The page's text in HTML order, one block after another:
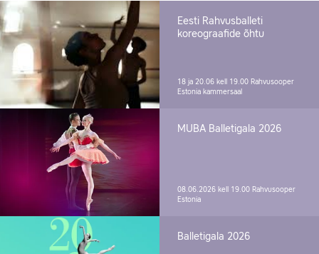
Eesti Rahvusballeti
koreograafide õhtu
18 ja 20.06 kell 19.00 Rahvusooper
Estonia kammersaal
MUBA Balletigala 2026
08.06.2026 kell 19.00 Rahvusooper
Estonia
Balletigala 2026